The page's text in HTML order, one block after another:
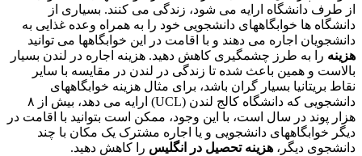
از طرف دانشگاه ارایه می شود، زندگی می کنند. بسیاری از
دانشگاه ها خوابگاههای دانشجویی خود را به همراه وعده غذایی به
دانشجویان اجاره می دهند و با اقامت در این خوابگاهها می توانید
هزینه را به طرز چشمگیری کاهش دهید. هزینه اجاره در لندن بسیار
بالاست و همین باعث شده تا زندگی در لندن در مقایسه با سایر
نقاط بریتانیا بسیار گران باشد، برای مثال هزینه خوابگاههای
دانشجویی که دانشگاه کالج لندن (UCL) ارایه می دهد، بیش از ۸
هزار پوند در سال است، با این وجود، ممکن است بتوانید با اقامت در
دیگر خوابگاههای دانشجویی و یا اجاره مشترک یک مکان با چند
دانشجوی دیگر، هزینه تحصیل در انگلیس را کاهش دهید.